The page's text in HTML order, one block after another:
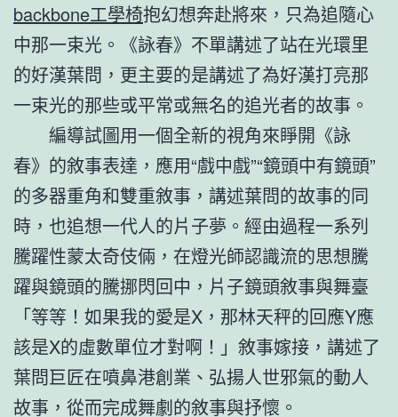
backbone工學椅抱幻想奔赴將來，只為追隨心
中那一束光。《詠春》不單講述了站在光環里
的好漢葉問，更主要的是講述了為好漢打亮那
一束光的那些或平常或無名的追光者的故事。
編導試圖用一個全新的視角來睜開《詠
春》的敘事表達，應用“戲中戲”“鏡頭中有鏡頭”
的多器重角和雙重敘事，講述葉問的故事的同
時，也追想一代人的片子夢。經由過程一系列
騰躍性蒙太奇伎倆，在燈光師認識流的思想騰
躍與鏡頭的騰挪閃回中，片子鏡頭敘事與舞臺
「等等！如果我的愛是X，那林天秤的回應Y應
該是X的虛數單位才對啊！」敘事嫁接，講述了
葉問巨匠在噴鼻港創業、弘揚人世邪氣的動人
故事，從而完成舞劇的敘事與抒懷。